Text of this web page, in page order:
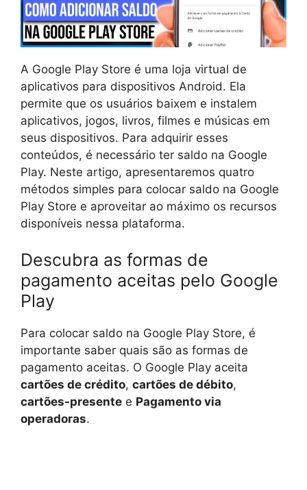
A Google Play Store é uma loja virtual de
aplicativos para dispositivos Android. Ela
permite que os usuários baixem e instalem
aplicativos, jogos, livros, filmes e músicas em
seus dispositivos. Para adquirir esses
conteúdos, é necessário ter saldo na Google
Play. Neste artigo, apresentaremos quatro
métodos simples para colocar saldo na Google
Play Store e aproveitar ao máximo os recursos
disponíveis nessa plataforma.
Descubra as formas de
pagamento aceitas pelo Google
Play
Para colocar saldo na Google Play Store, é
importante saber quais são as formas de
pagamento aceitas. O Google Play aceita
cartões de crédito, cartões de débito,
cartões-presente e Pagamento via
operadoras.